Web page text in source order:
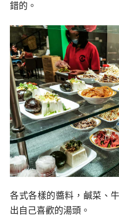
錯的。
各式各樣的醬料，鹹菜、
出自己喜歡的湯頭。